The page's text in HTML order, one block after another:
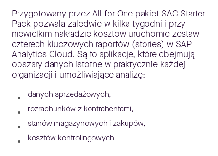
Przygotowany przez All for One pakiet SAC Starter
Pack pozwala zaledwie w kilka tygodni i przy
niewielkim nakładzie kosztów uruchomić zestaw
czterech kluczowych raportów (stories) w SAP
Analytics Cloud. Są to aplikacje, które obejmują
obszary danych istotne w praktycznie każdej
organizacji i umożliwiające analizę:
danych sprzedażowych,
rozrachunków z kontrahentami,
stanów magazynowych i zakupów,
kosztów kontrolingowych.